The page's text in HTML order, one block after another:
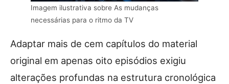
Imagem ilustrativa sobre As mudanças
necessárias para o ritmo da TV
Adaptar mais de cem capítulos do material
original em apenas oito episódios exigiu
alterações profundas na estrutura cronológica